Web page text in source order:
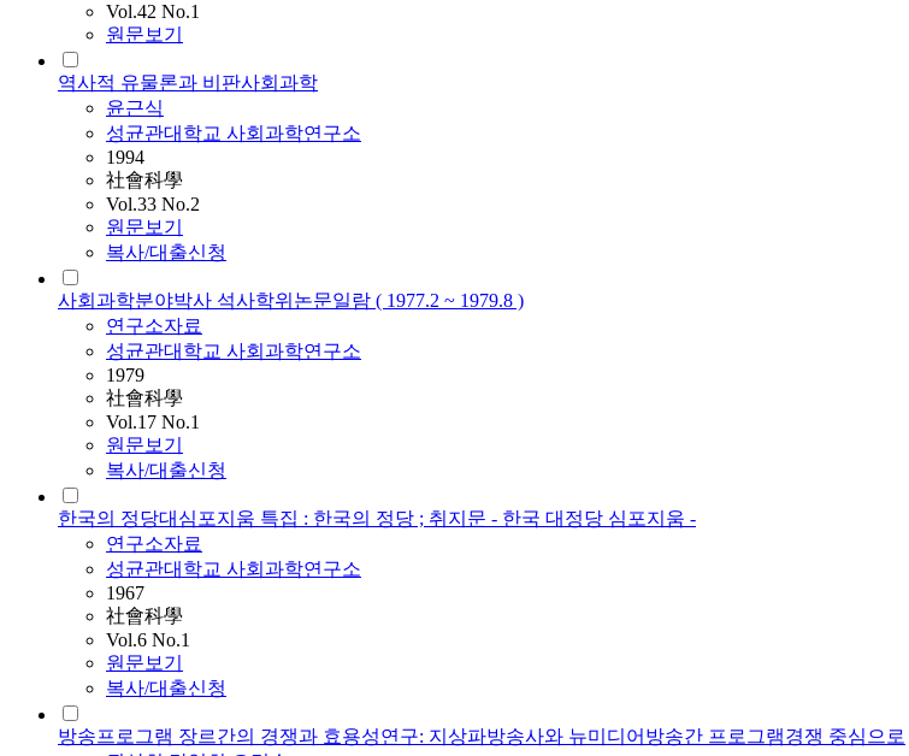
Vol.42 No.1
원문보기
역사적 유물론과 비판사회과학
윤근식
성균관대학교 사회과학연구소
1994
社會科學
Vol.33 No.2
원문보기
복사/대출신청
사회과학분야박사 석사학위논문일람 ( 1977.2 ~ 1979.8 )
연구소자료
성균관대학교 사회과학연구소
1979
社會科學
Vol.17 No.1
원문보기
복사/대출신청
한국의 정당대심포지움 특집 : 한국의 정당 ; 취지문 - 한국 대정당 심포지움 -
연구소자료
성균관대학교 사회과학연구소
1967
社會科學
Vol.6 No.1
원문보기
복사/대출신청
방송프로그램 장르간의 경쟁과 효용성연구: 지상파방송사와 뉴미디어방송간 프로그램경쟁 중심으로